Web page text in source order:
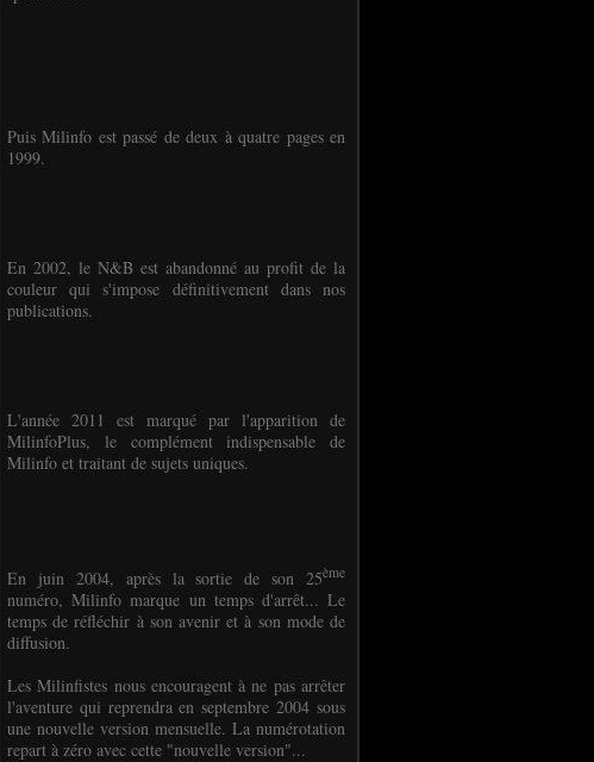
Puis Milinfo est passé de deux à quatre pages en
1999.
En 2002, le N&B est abandonné au profit de la
couleur qui s'impose définitivement dans nos
publications.
L'année 2011 est marqué par l'apparition de
MilinfoPlus, le complément indispensable de
Milinfo et traitant de sujets uniques.
En juin 2004, après la sortie de son 25ème
numéro, Milinfo marque un temps d'arrêt... Le
temps de réfléchir à son avenir et à son mode de
diffusion.
Les Milinfistes nous encouragent à ne pas arrêter
l'aventure qui reprendra en septembre 2004 sous
une nouvelle version mensuelle. La numérotation
repart à zéro avec cette "nouvelle version"...